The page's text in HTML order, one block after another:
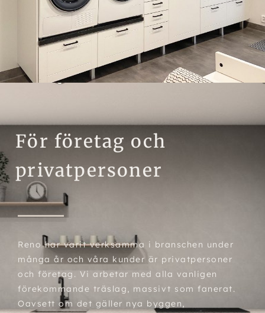
För företag och
privatpersoner
Reno har varit verksamma i branschen under
många år och våra kunder är privatpersoner
och företag. Vi arbetar med alla vanligen
förekommande träslag, massivt som fanerat.
Oavsett om det gäller nya byggen,